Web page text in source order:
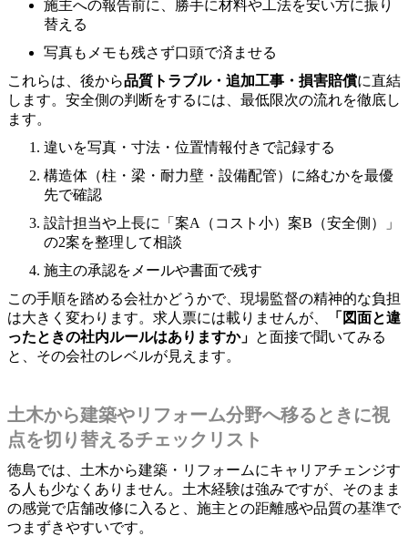
施主への報告前に、勝手に材料や工法を安い方に振り
替える
写真もメモも残さず口頭で済ませる
これらは、後から品質トラブル・追加工事・損害賠償に直結
します。安全側の判断をするには、最低限次の流れを徹底し
ます。
違いを写真・寸法・位置情報付きで記録する
構造体（柱・梁・耐力壁・設備配管）に絡むかを最優
先で確認
設計担当や上長に「案A（コスト小）案B（安全側）」
の2案を整理して相談
施主の承認をメールや書面で残す
この手順を踏める会社かどうかで、現場監督の精神的な負担
は大きく変わります。求人票には載りませんが、
「図面と違
ったときの社内ルールはありますか」 と面接で聞いてみる
と、その会社のレベルが見えます。
土木から建築やリフォーム分野へ移るときに視
点を切り替えるチェックリスト
徳島では、土木から建築・リフォームにキャリアチェンジす
る人も少なくありません。土木経験は強みですが、そのまま
の感覚で店舗改修に入ると、施主との距離感や品質の基準で
つまずきやすいです。